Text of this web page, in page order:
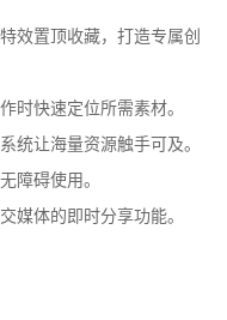
效置顶收藏，打造专属创
时快速定位所需素材。
统让海量资源触手可及。
障碍使用。
媒体的即时分享功能。